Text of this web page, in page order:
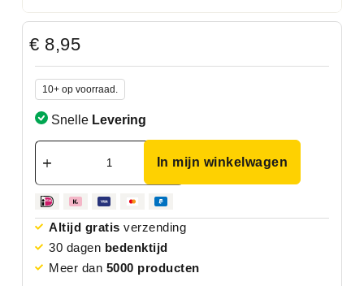
€ 8,95
10+ op voorraad.
Snelle Levering
In mijn winkelwagen
Altijd gratis verzending
30 dagen bedenktijd
Meer dan 5000 producten